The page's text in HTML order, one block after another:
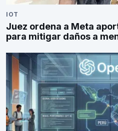
IOT
Juez ordena a Meta
para mitigar daños a